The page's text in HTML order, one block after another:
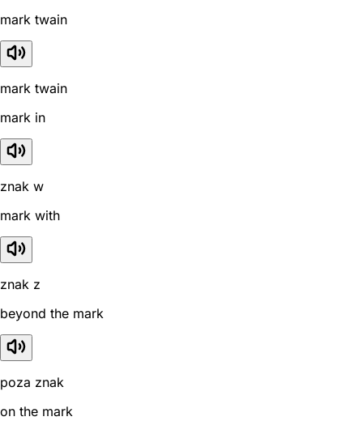
mark twain
mark twain
mark in
znak w
mark with
znak z
beyond the mark
poza znak
on the mark